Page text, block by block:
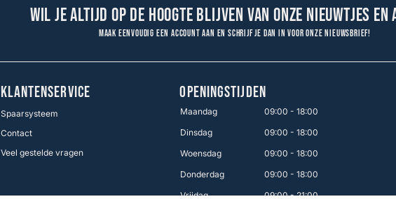
Wil je altijd op de hoogte blijven van onze nieuwtjes en
Maak eenvoudig een account aan en schrijf je dan in voor onze nieuwsbrief!
KLANTENSERVICE
Spaarsysteem
Contact
Veel gestelde vragen
OPENINGSTIJDEN
Maandag
09:00 - 18:00
Dinsdag
09:00 - 18:00
Woensdag
09:00 - 18:00
Donderdag
09:00 - 18:00
Vrijdag
09:00 - 21:00